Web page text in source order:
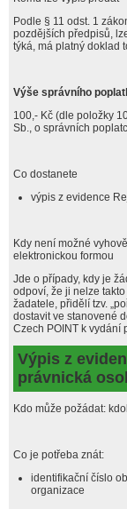
Podle § 11 odst. 1
pozdějších předpisů,
týká, má platný doklad
Výše správního
100,- Kč (dle položky
Sb., o správních
Co dostanete
výpis z evidence
Kdy není možné
elektronickou formou
Jde o případy, kdy je
odpoví, že ji nelze
žadatele, přidělí tzv.
dostavit ve stanovené
Czech POINT k vydání
Výpis z
právnická
Kdo může požádat:
Co je potřeba znát:
identifikační číslo
organizace